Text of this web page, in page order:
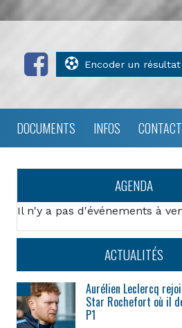
Encoder un résultat
DOCUMENTS INFOS CONTACT
AGENDA
Il n'y a pas d'événements à
ACTUALITÉS
Aurélien Leclercq
Star Rochefort où il
P1